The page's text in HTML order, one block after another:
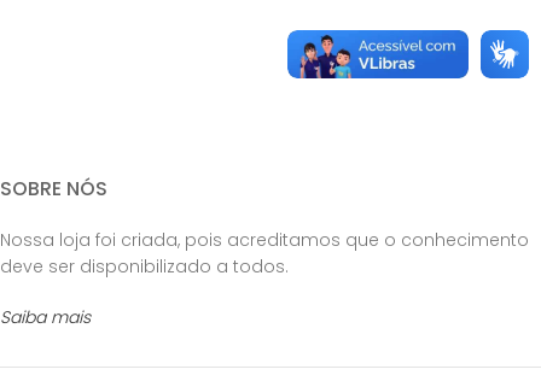
SOBRE NÓS
Nossa loja foi criada, pois acreditamos que o conhecimento
deve ser disponibilizado a todos.
Saiba mais